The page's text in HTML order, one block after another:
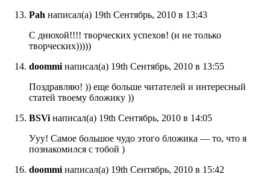
Pah написал(а) 19th Сентябрь, 2010 в 13:43
C днюхой!!!! творческих успехов! (и не только
творческих)))))
doommi написал(а) 19th Сентябрь, 2010 в 13:55
Поздравляю! )) еще больше читателей и интересный
статей твоему бложику ))
BSVi написал(а) 19th Сентябрь, 2010 в 14:05
Ууу! Самое большое чудо этого бложика — то, что я
познакомился с тобой )
doommi написал(а) 19th Сентябрь, 2010 в 15:42